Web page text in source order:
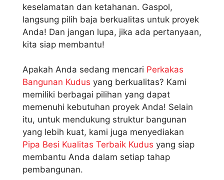
keselamatan dan ketahanan. Gaspol,
langsung pilih baja berkualitas untuk proyek
Anda! Dan jangan lupa, jika ada pertanyaan,
kita siap membantu!
Apakah Anda sedang mencari Perkakas
Bangunan Kudus yang berkualitas? Kami
memiliki berbagai pilihan yang dapat
memenuhi kebutuhan proyek Anda! Selain
itu, untuk mendukung struktur bangunan
yang lebih kuat, kami juga menyediakan
Pipa Besi Kualitas Terbaik Kudus yang siap
membantu Anda dalam setiap tahap
pembangunan.